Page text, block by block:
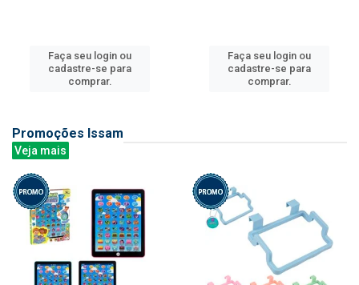
Faça seu login ou
cadastre-se para
comprar.
Faça seu login ou
cadastre-se para
comprar.
Promoções Issam
Veja mais